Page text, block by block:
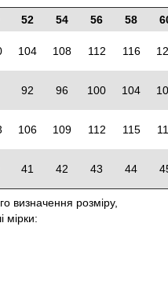
52 54 56 58
104 108 112 116
92 96 100 104
106 109 112 115
41 42 43 44
визначення розміру,
мірки: